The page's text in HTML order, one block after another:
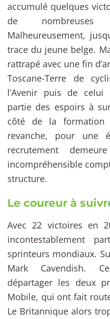
accumulé quelques
de nombreuses
Malheureusement,
trace du jeune belge.
rattrapé avec une fin
Toscane-Terre de
l’Avenir puis de celui
partie des espoirs à
côté de la formation
revanche, pour une
recrutement
incompréhensible
structure.
Le coureur à
Avec 22 victoires en
incontestablement
sprinteurs mondiaux.
Mark Cavendish.
départager les deux
Mobile, qui ont fait
Le Britannique alors